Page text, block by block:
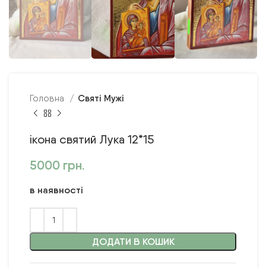
Головна Святі Мужі
ікона святий Лука 12*15
5000 грн.
в наявності
ДОДАТИ В КОШИК